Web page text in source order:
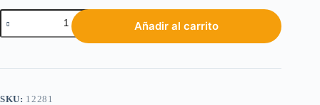
Añadir al carrito
SKU: 12281